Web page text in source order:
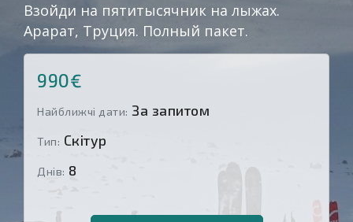
Взойди на пятитысячник на лыжах.
Арарат, Труция. Полный пакет.
990€
Найближчі дати: За запитом
Тип: Скітур
Днів: 8